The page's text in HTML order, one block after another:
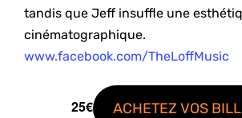
tandis que Jeff insuffle une
cinématographique.
www.facebook.com/TheLoffMusic
25€ ACHETEZ VOS